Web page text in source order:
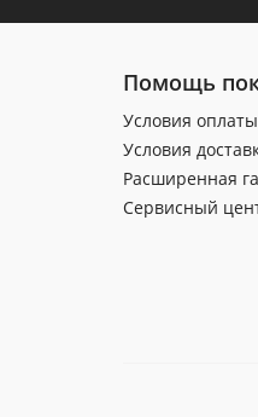
Помощь
Условия оплаты
Условия
Расширенная
Сервисный